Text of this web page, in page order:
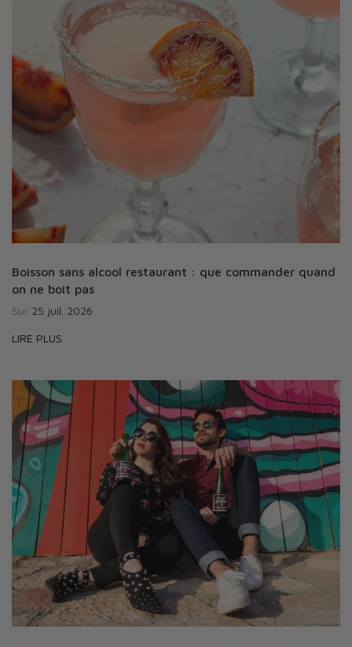
Boisson sans alcool restaurant : que commander quand
on ne boit pas
Sur 25 juil. 2026
LIRE PLUS